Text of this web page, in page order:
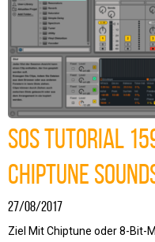
SOS Tutorial
Chiptune
27/08/2017
Ziel Mit Chiptune oder 8-Bit-